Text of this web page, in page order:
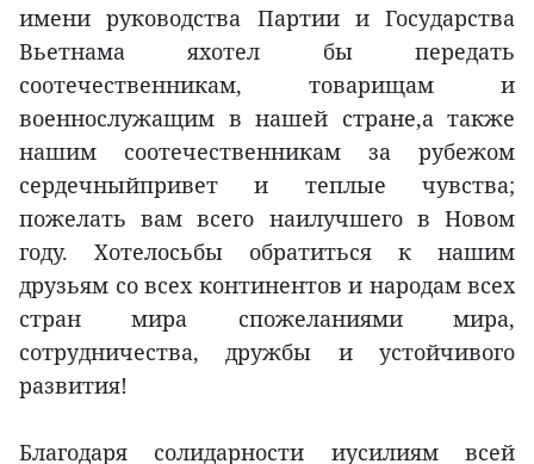
имени руководства Партии и Государства
Вьетнама яхотел бы передать
соотечественникам, товарищам и
военнослужащим в нашей стране,а также
нашим соотечественникам за рубежом
cердечныйпривет и теплые чувства;
пожелать вам всего наилучшего в Новом
году. Хотелосьбы обратиться к нашим
друзьям со всех континентов и народам всех
стран мира спожеланиями мира,
сотрудничества, дружбы и устойчивого
развития!
Благодаря солидарности иусилиям всей